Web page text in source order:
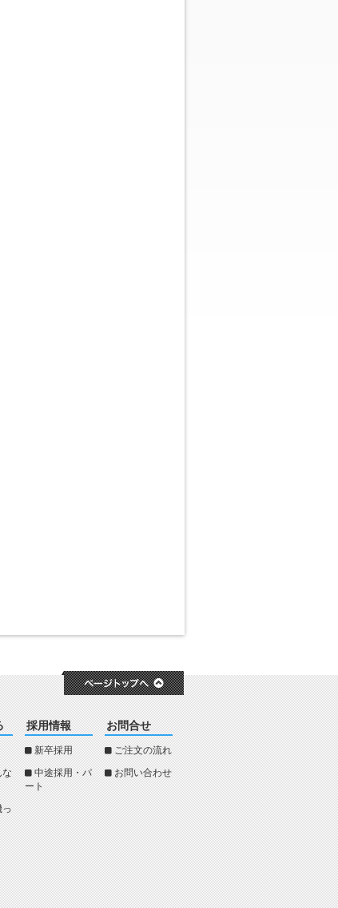
な
っ
採用情報
新卒採用
中途採用・パ
ート
お問合せ
ご注文の流れ
お問い合わせ